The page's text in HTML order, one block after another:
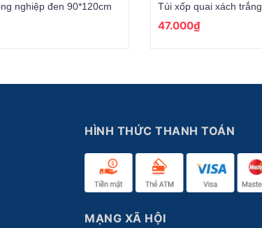
nghiệp đen 90*120cm Túi xốp quai xách trắng
47.000₫
HÌNH THỨC THANH TOÁN
MẠNG XÃ HỘI